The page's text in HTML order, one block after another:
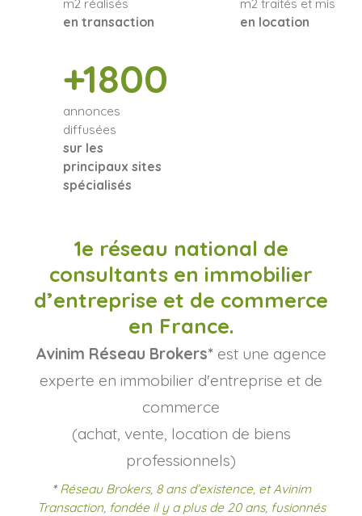
en transaction
en location
+1800
annonces
diffusées
sur les
principaux sites
spécialisés
1e réseau national de
consultants en immobilier
d’entreprise et de commerce
en France.
Avinim Réseau Brokers* est une agence
experte en immobilier d'entreprise et de
commerce
(achat, vente, location de biens
professionnels)
*Réseau Brokers, 8 ans d’existence, et Avinim
Transaction, fondée il y a plus de 20 ans, fusionnés